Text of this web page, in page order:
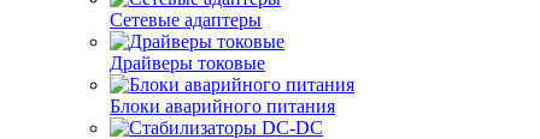
Сетевые адаптеры
Драйверы токовые
Блоки аварийного питания